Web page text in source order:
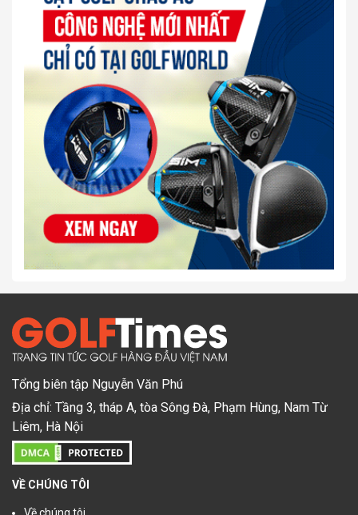
Tổng biên tập Nguyễn Văn Phú
Địa chỉ: Tầng 3, tháp A, tòa Sông Đà, Phạm Hùng, Nam Từ
Liêm, Hà Nội
VỀ CHÚNG TÔI